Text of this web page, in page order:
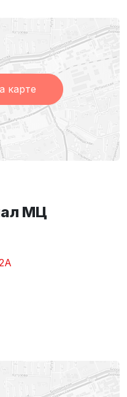
карте
МЦ